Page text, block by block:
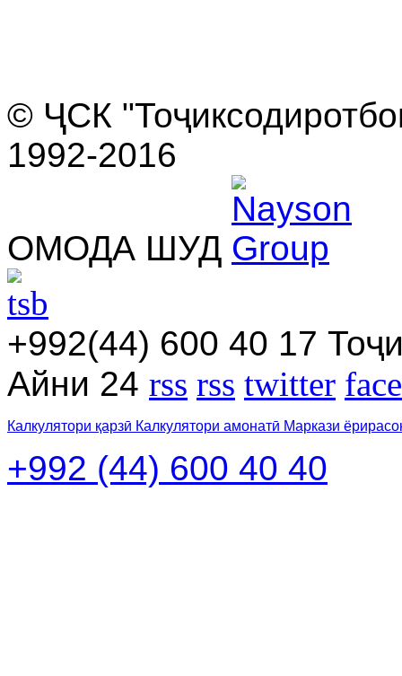
© ҶСК
1992-2016
ОМОДА ШУД
+992(44) 600 40 17
Айни 24 rss rss twitter
Калкулятори қарзӣ Калкулятори амонатӣ Маркази
+992 (44) 600 40 40